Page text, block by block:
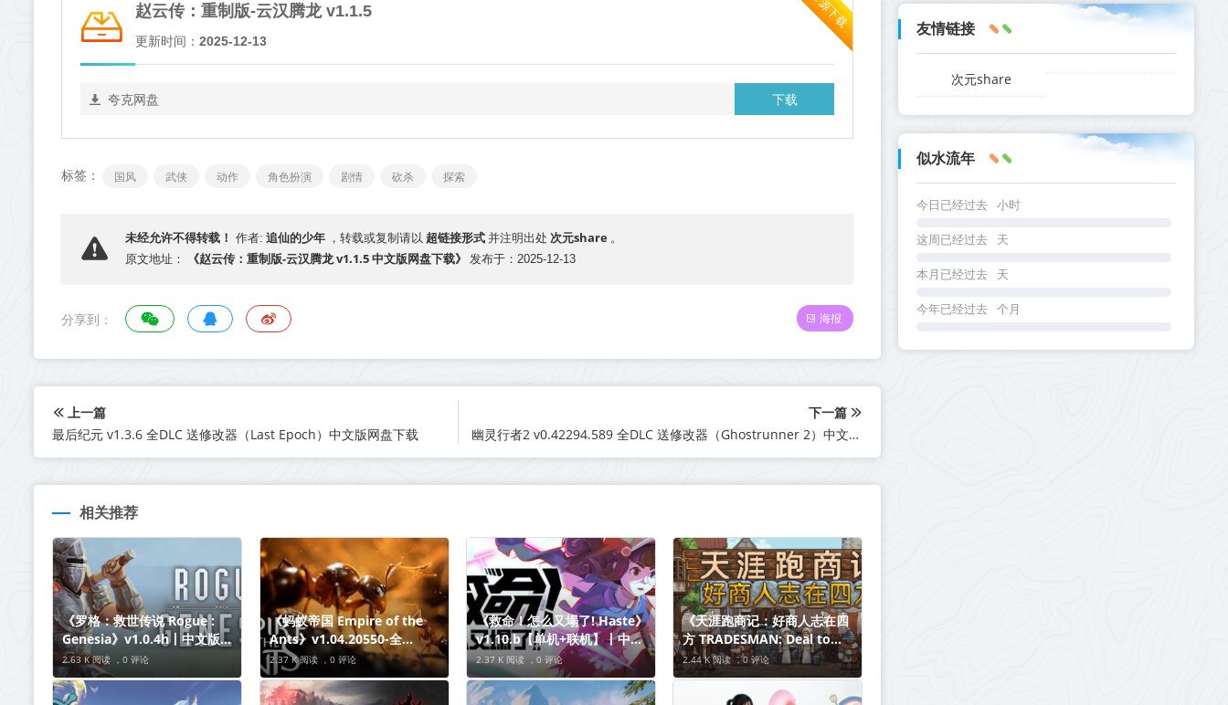
资源下载
赵云传：重制版-云汉腾龙 v1.1.5
更新时间： 2025-12-13
下载
夸克网盘
标签： 国风 武侠 动作 角色扮演 剧情 砍杀 探索
未经允许不得转载！ 作者: 追仙的少年 ，转载或复制请以 超链接形式 并注明出处 次元share 。
原文地址：
《赵云传：重制版-云汉腾龙 v1.1.5 中文版网盘下载》 发布于：2025-12-13
分享到： 海报
上一篇
最后纪元 v1.3.6 全DLC 送修改器（Last Epoch）中文版网盘下载
下一篇
幽灵行者2 v0.42294.589 全DLC 送修改器（Ghostrunner 2）中文版网盘下载
相关推荐
《罗格：救世传说 Rogue :
Genesia》v1.0.4h丨中文版网
盘下载
2.63 K 阅读 ，0 评论
《蚂蚁帝国 Empire of the
Ants》v1.04.20550-全
DLC【单机+联机】丨中文版
网盘下载
2.37 K 阅读 ， 0 评论
《救命！怎么又塌了! Haste》
v1.10.b【单机+联机】丨中文
版网盘下载
2.37 K 阅读 ， 0 评论
《天涯跑商记：好商人志在四
方 TRADESMAN: Deal to
Dealer》Build.21003541丨
中文版网盘下载
2.44 K 阅读 ，0 评论
友情链接
次元share
似水流年
今日已经过去 小时
这周已经过去 天
本月已经过去 天
今年已经过去 个月